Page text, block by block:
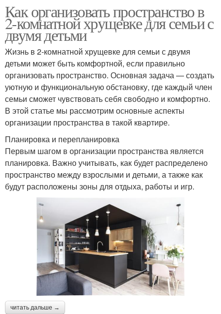
Как организовать пространство в
2-комнатной хрущевке для семьи с
двумя детьми
Жизнь в 2-комнатной хрущевке для семьи с двумя
детьми может быть комфортной, если правильно
организовать пространство. Основная задача — создать
уютную и функциональную обстановку, где каждый член
семьи сможет чувствовать себя свободно и комфортно.
В этой статье мы рассмотрим основные аспекты
организации пространства в такой квартире.
Планировка и перепланировка
Первым шагом в организации пространства является
планировка. Важно учитывать, как будет распределено
пространство между взрослыми и детьми, а также как
будут расположены зоны для отдыха, работы и игр.
читать дальше →